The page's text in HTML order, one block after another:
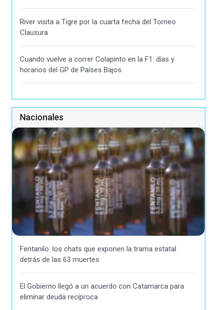
River visita a Tigre por la cuarta fecha del Torneo
Clausura
Cuando vuelve a correr Colapinto en la F1: días y
horarios del GP de Países Bajos
Nacionales
Fentanilo: los chats que exponen la trama estatal
detrás de las 63 muertes
El Gobierno llegó a un acuerdo con Catamarca para
eliminar deuda recíproca